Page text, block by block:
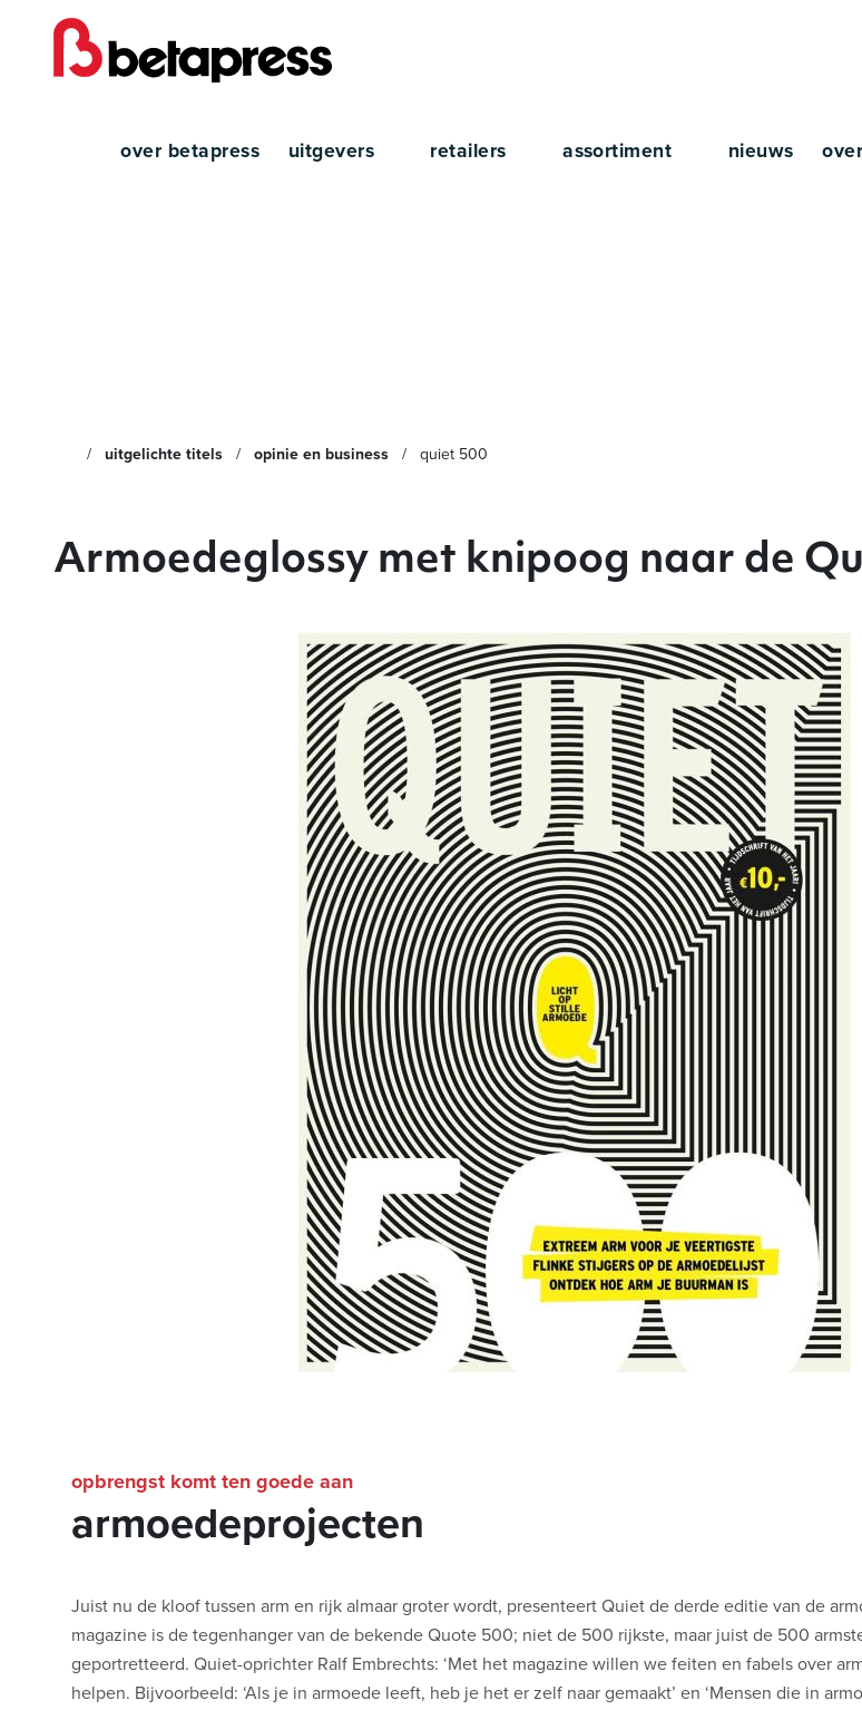
over betapress uitgevers retailers assortiment nieuws
uitgelichte titels opinie en business quiet 500
Armoedeglossy met knipoog naar de
armoedeprojecten
opbrengst komt ten goede aan
Juist nu de kloof tussen arm en rijk almaar groter wordt, presenteert Quiet de derde editie van de
magazine is de tegenhanger van de bekende Quote 500; niet de 500 rijkste, maar juist de 500
geportretteerd. Quiet-oprichter Ralf Embrechts: ‘Met het magazine willen we feiten en fabels over
helpen. Bijvoorbeeld: ‘Als je in armoede leeft, heb je het er zelf naar gemaakt’ en ‘Mensen die in